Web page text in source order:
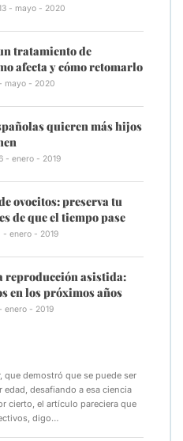
- mayo - 2020
tratamiento de
afecta y cómo retomarlo
mayo - 2020
quieren más hijos
- enero - 2019
ovocitos: preserva tu
de que el tiempo pase
- enero - 2019
reproducción asistida:
en los próximos años
enero - 2019
que demostró que se puede ser
edad, desafiando a esa ciencia
cierto, el artículo pareciera que
digo…